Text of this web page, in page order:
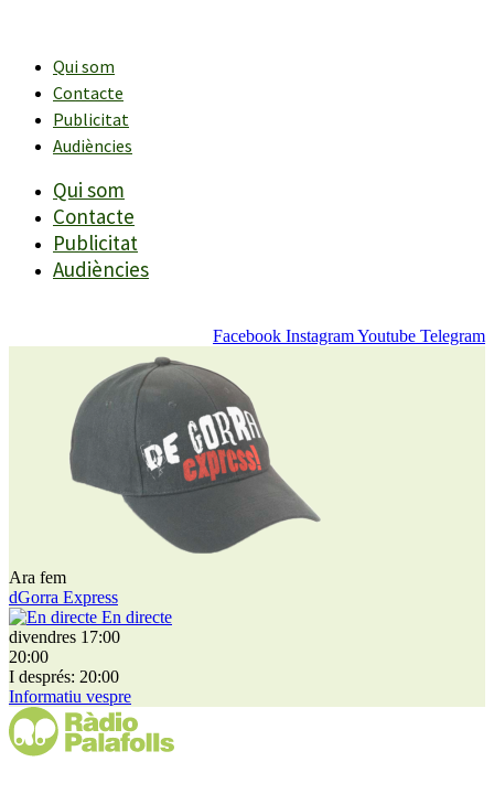
contingutQui som
Contacte
Publicitat
Audiències
Qui som
Contacte
Publicitat
Audiències
Facebook InstagramYoutube Telegram
Ara fem
dGorra Express
En directe
divendres 17:00
20:00
I després: 20:00
Informatiu vespre